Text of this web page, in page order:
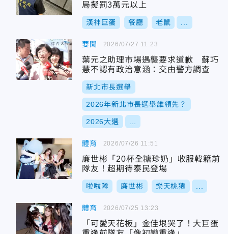
局擬罰3萬元以上
漢神巨蛋 餐廳 老鼠
要聞
葉元之助理市場遇襲要求道歉 蘇巧
慧不認有政治意涵：交由警方調查
新北市長選舉
2026年新北市長選舉誰領先？
2026大選
2026/07/27 11:23
體育
廉世彬「20杯全糖珍奶」收服韓籍前
隊友！超期待泰民登場
啦啦隊 廉世彬 樂天桃猿
2026/07/26 11:51
體育
「可愛天花板」金佳垠哭了！大巨蛋
2026/07/25 13:23